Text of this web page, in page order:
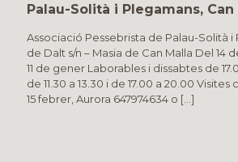
Palau-Solità i Plegamans, Can
Associació Pessebrista de Palau-Solità i
de Dalt s/n – Masia de Can Malla Del 14
11 de gener Laborables i dissabtes de
de 11.30 a 13.30 i de 17.00 a 20.00
15 febrer, Aurora 647974634 o […]